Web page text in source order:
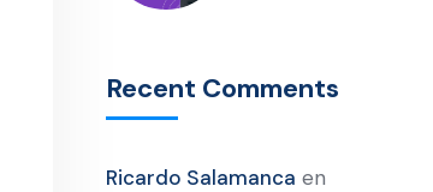
Recent Comments
Ricardo Salamanca en